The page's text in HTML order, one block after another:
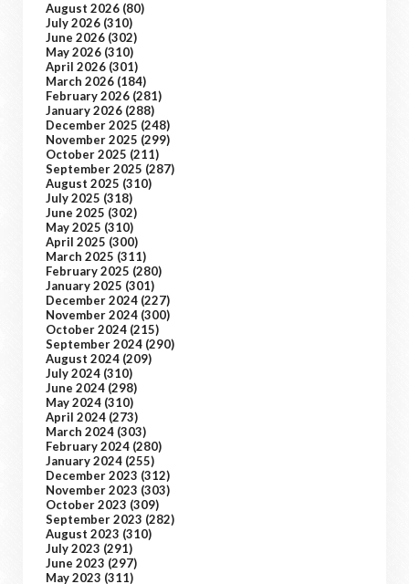
August 2026 (80)
July 2026 (310)
June 2026 (302)
May 2026 (310)
April 2026 (301)
March 2026 (184)
February 2026 (281)
January 2026 (288)
December 2025 (248)
November 2025 (299)
October 2025 (211)
September 2025 (287)
August 2025 (310)
July 2025 (318)
June 2025 (302)
May 2025 (310)
April 2025 (300)
March 2025 (311)
February 2025 (280)
January 2025 (301)
December 2024 (227)
November 2024 (300)
October 2024 (215)
September 2024 (290)
August 2024 (209)
July 2024 (310)
June 2024 (298)
May 2024 (310)
April 2024 (273)
March 2024 (303)
February 2024 (280)
January 2024 (255)
December 2023 (312)
November 2023 (303)
October 2023 (309)
September 2023 (282)
August 2023 (310)
July 2023 (291)
June 2023 (297)
May 2023 (311)